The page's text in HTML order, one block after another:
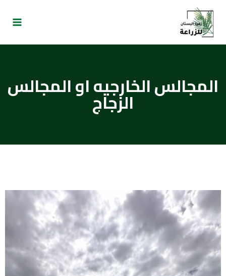
المجالس الخارجيه او المجالس
الزجاج